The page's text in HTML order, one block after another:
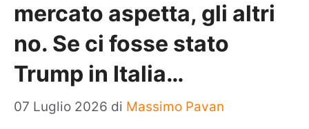
mercato aspetta, gli altri
no. Se ci fosse stato
Trump in Italia…
07 Luglio 2026 di Massimo Pavan